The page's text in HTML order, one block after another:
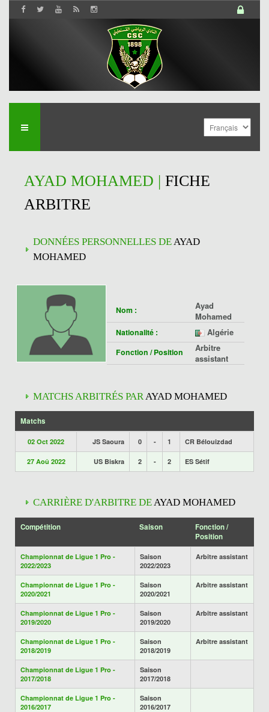
AYAD MOHAMED | FICHE
ARBITRE
DONNÉES PERSONNELLES DEAYAD
MOHAMED
Nom :
Ayad
Mohamed
Nationalité : Algérie
Fonction / Position
Arbitre
assistant
MATCHS ARBITRÉS PARAYAD MOHAMED
Matchs
02 Oct 2022 JS Saoura 0 - 1 CR Bélouizdad
27 Aoû 2022 US Biskra 2 - 2 ES Sétif
CARRIÈRE D'ARBITRE DEAYAD MOHAMED
Compétition Saison
Fonction /
Position
Championnat de Ligue 1 Pro -
2022/2023
Saison
2022/2023
Arbitre assistant
Championnat de Ligue 1 Pro -
2020/2021
Saison
2020/2021
Arbitre assistant
Championnat de Ligue 1 Pro -
2019/2020
Saison
2019/2020
Arbitre assistant
Championnat de Ligue 1 Pro -
2018/2019
Saison
2018/2019
Arbitre assistant
Championnat de Ligue 1 Pro -
2017/2018
Saison
2017/2018
Championnat de Ligue 1 Pro -
2016/2017
Saison
2016/2017